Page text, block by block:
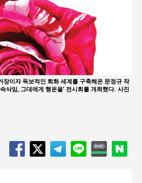
지향 2국가론: 한반도 평화의 새로운 길
건설 박재윤 강제추행 사건, 무엇이 문제인가?
지방재정공제회, 2026년 정기 승진 인사 발표
이자 독보적인 회화 세계를 구축해온 문정규 작
삭임, 그대에게 행운을’ 전시회를 개최했다. 사진